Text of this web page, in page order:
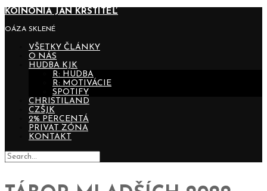
KOINONIA JÁN KRSTITEĽ
OÁZA SKLENÉ
VŠETKY ČLÁNKY
O NÁS
HUDBA KJK
R: HUDBA
R: MOTIVÁCIE
SPOTIFY
CHRISTILAND
CZŠJK
2% PERCENTÁ
PRIVAT ZÓNA
KONTAKT